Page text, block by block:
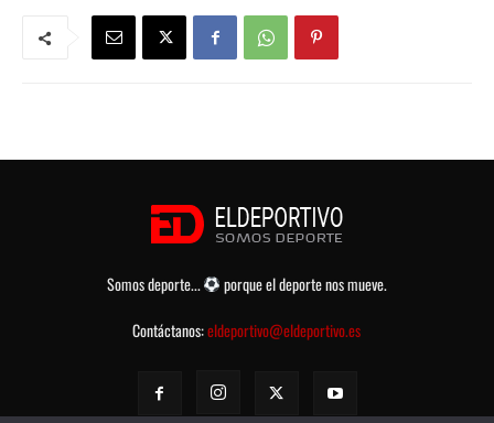
Somos deporte...
porque el deporte nos mueve.
Contáctanos:eldeportivo@eldeportivo.es